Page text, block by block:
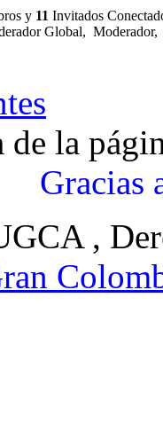
y 11 Invitados
Global, Moderador
de la
Gracias
,